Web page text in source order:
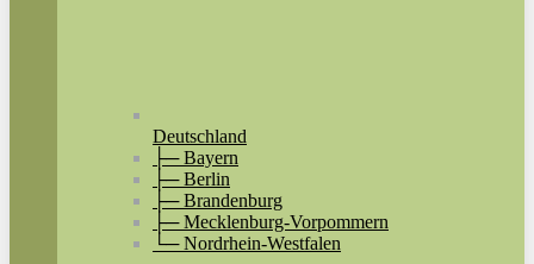
Deutschland
├─ Bayern
├─ Berlin
├─ Brandenburg
├─ Mecklenburg-Vorpommern
└─ Nordrhein-Westfalen